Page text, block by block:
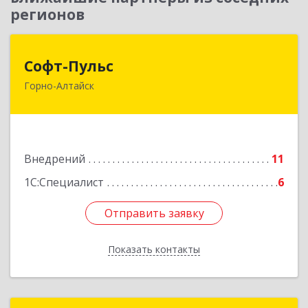
регионов
Софт-Пульс
Горно-Алтайск
Внедрений
11
1С:Специалист
6
Отправить заявку
Показать контакты
649006, Алтай Респ, Горно-Алтайск г,
Отправить заявку
Назад